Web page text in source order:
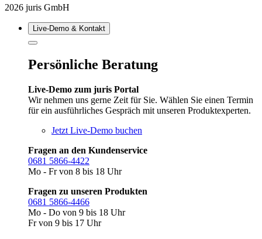
2026 juris GmbH
Live‑Demo & Kontakt
Persönliche Beratung
Live-Demo zum juris Portal
Wir nehmen uns gerne Zeit für Sie. Wählen Sie einen Termin
für ein ausführliches Gespräch mit unseren Produktexperten.
Jetzt Live-Demo buchen
Fragen an den Kundenservice
0681 5866-4422
Mo - Fr von 8 bis 18 Uhr
Fragen zu unseren Produkten
0681 5866-4466
Mo - Do von 9 bis 18 Uhr
Fr von 9 bis 17 Uhr